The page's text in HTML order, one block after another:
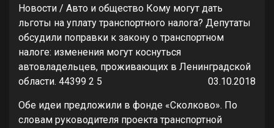
Новости / Авто и общество Кому могут дать
льготы на уплату транспортного налога? Депутаты
обсудили поправки к закону о транспортном
налоге: изменения могут коснуться
автовладельцев, проживающих в Ленинградской
области. 44399 2 5 03.10.2018
Обе идеи предложили в фонде «Сколково». По
словам руководителя проекта транспортной